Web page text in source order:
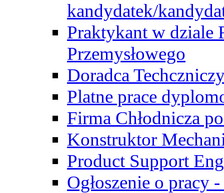
kandydatek/
Praktykant w dziale
Przemysłowego
Doradca
Platne prace
Firma Chłodnicza
Konstruktor
Product Support
Ogłoszenie o pracy